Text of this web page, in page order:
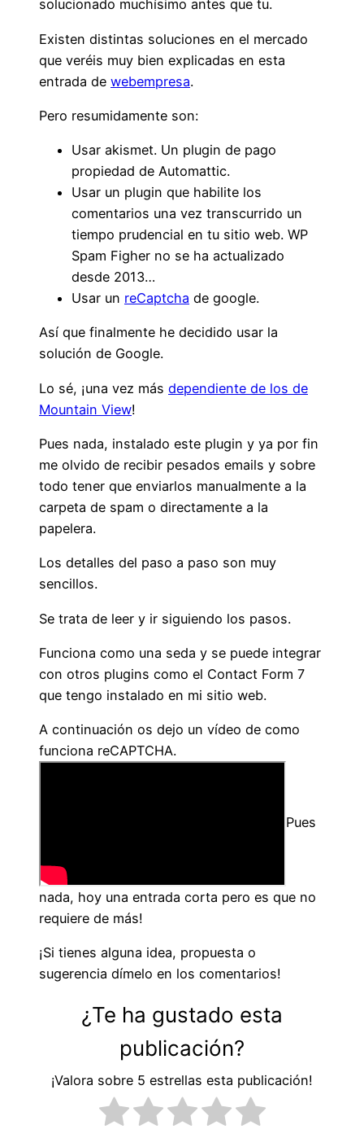
solucionado muchísimo antes que tu.
Existen distintas soluciones en el mercado
que veréis muy bien explicadas en esta
entrada de webempresa.
Pero resumidamente son:
Usar akismet. Un plugin de pago
propiedad de Automattic.
Usar un plugin que habilite los
comentarios una vez transcurrido un
tiempo prudencial en tu sitio web. WP
Spam Figher no se ha actualizado
desde 2013…
Usar un reCaptcha de google.
Así que finalmente he decidido usar la
solución de Google.
Lo sé, ¡una vez más dependiente de los de
Mountain View!
Pues nada, instalado este plugin y ya por fin
me olvido de recibir pesados emails y sobre
todo tener que enviarlos manualmente a la
carpeta de spam o directamente a la
papelera.
Los detalles del paso a paso son muy
sencillos.
Se trata de leer y ir siguiendo los pasos.
Funciona como una seda y se puede integrar
con otros plugins como el Contact Form 7
que tengo instalado en mi sitio web.
A continuación os dejo un vídeo de como
funciona reCAPTCHA.
Pues
nada, hoy una entrada corta pero es que no
requiere de más!
¡Si tienes alguna idea, propuesta o
sugerencia dímelo en los comentarios!
¿Te ha gustado esta
publicación?
¡Valora sobre 5 estrellas esta publicación!